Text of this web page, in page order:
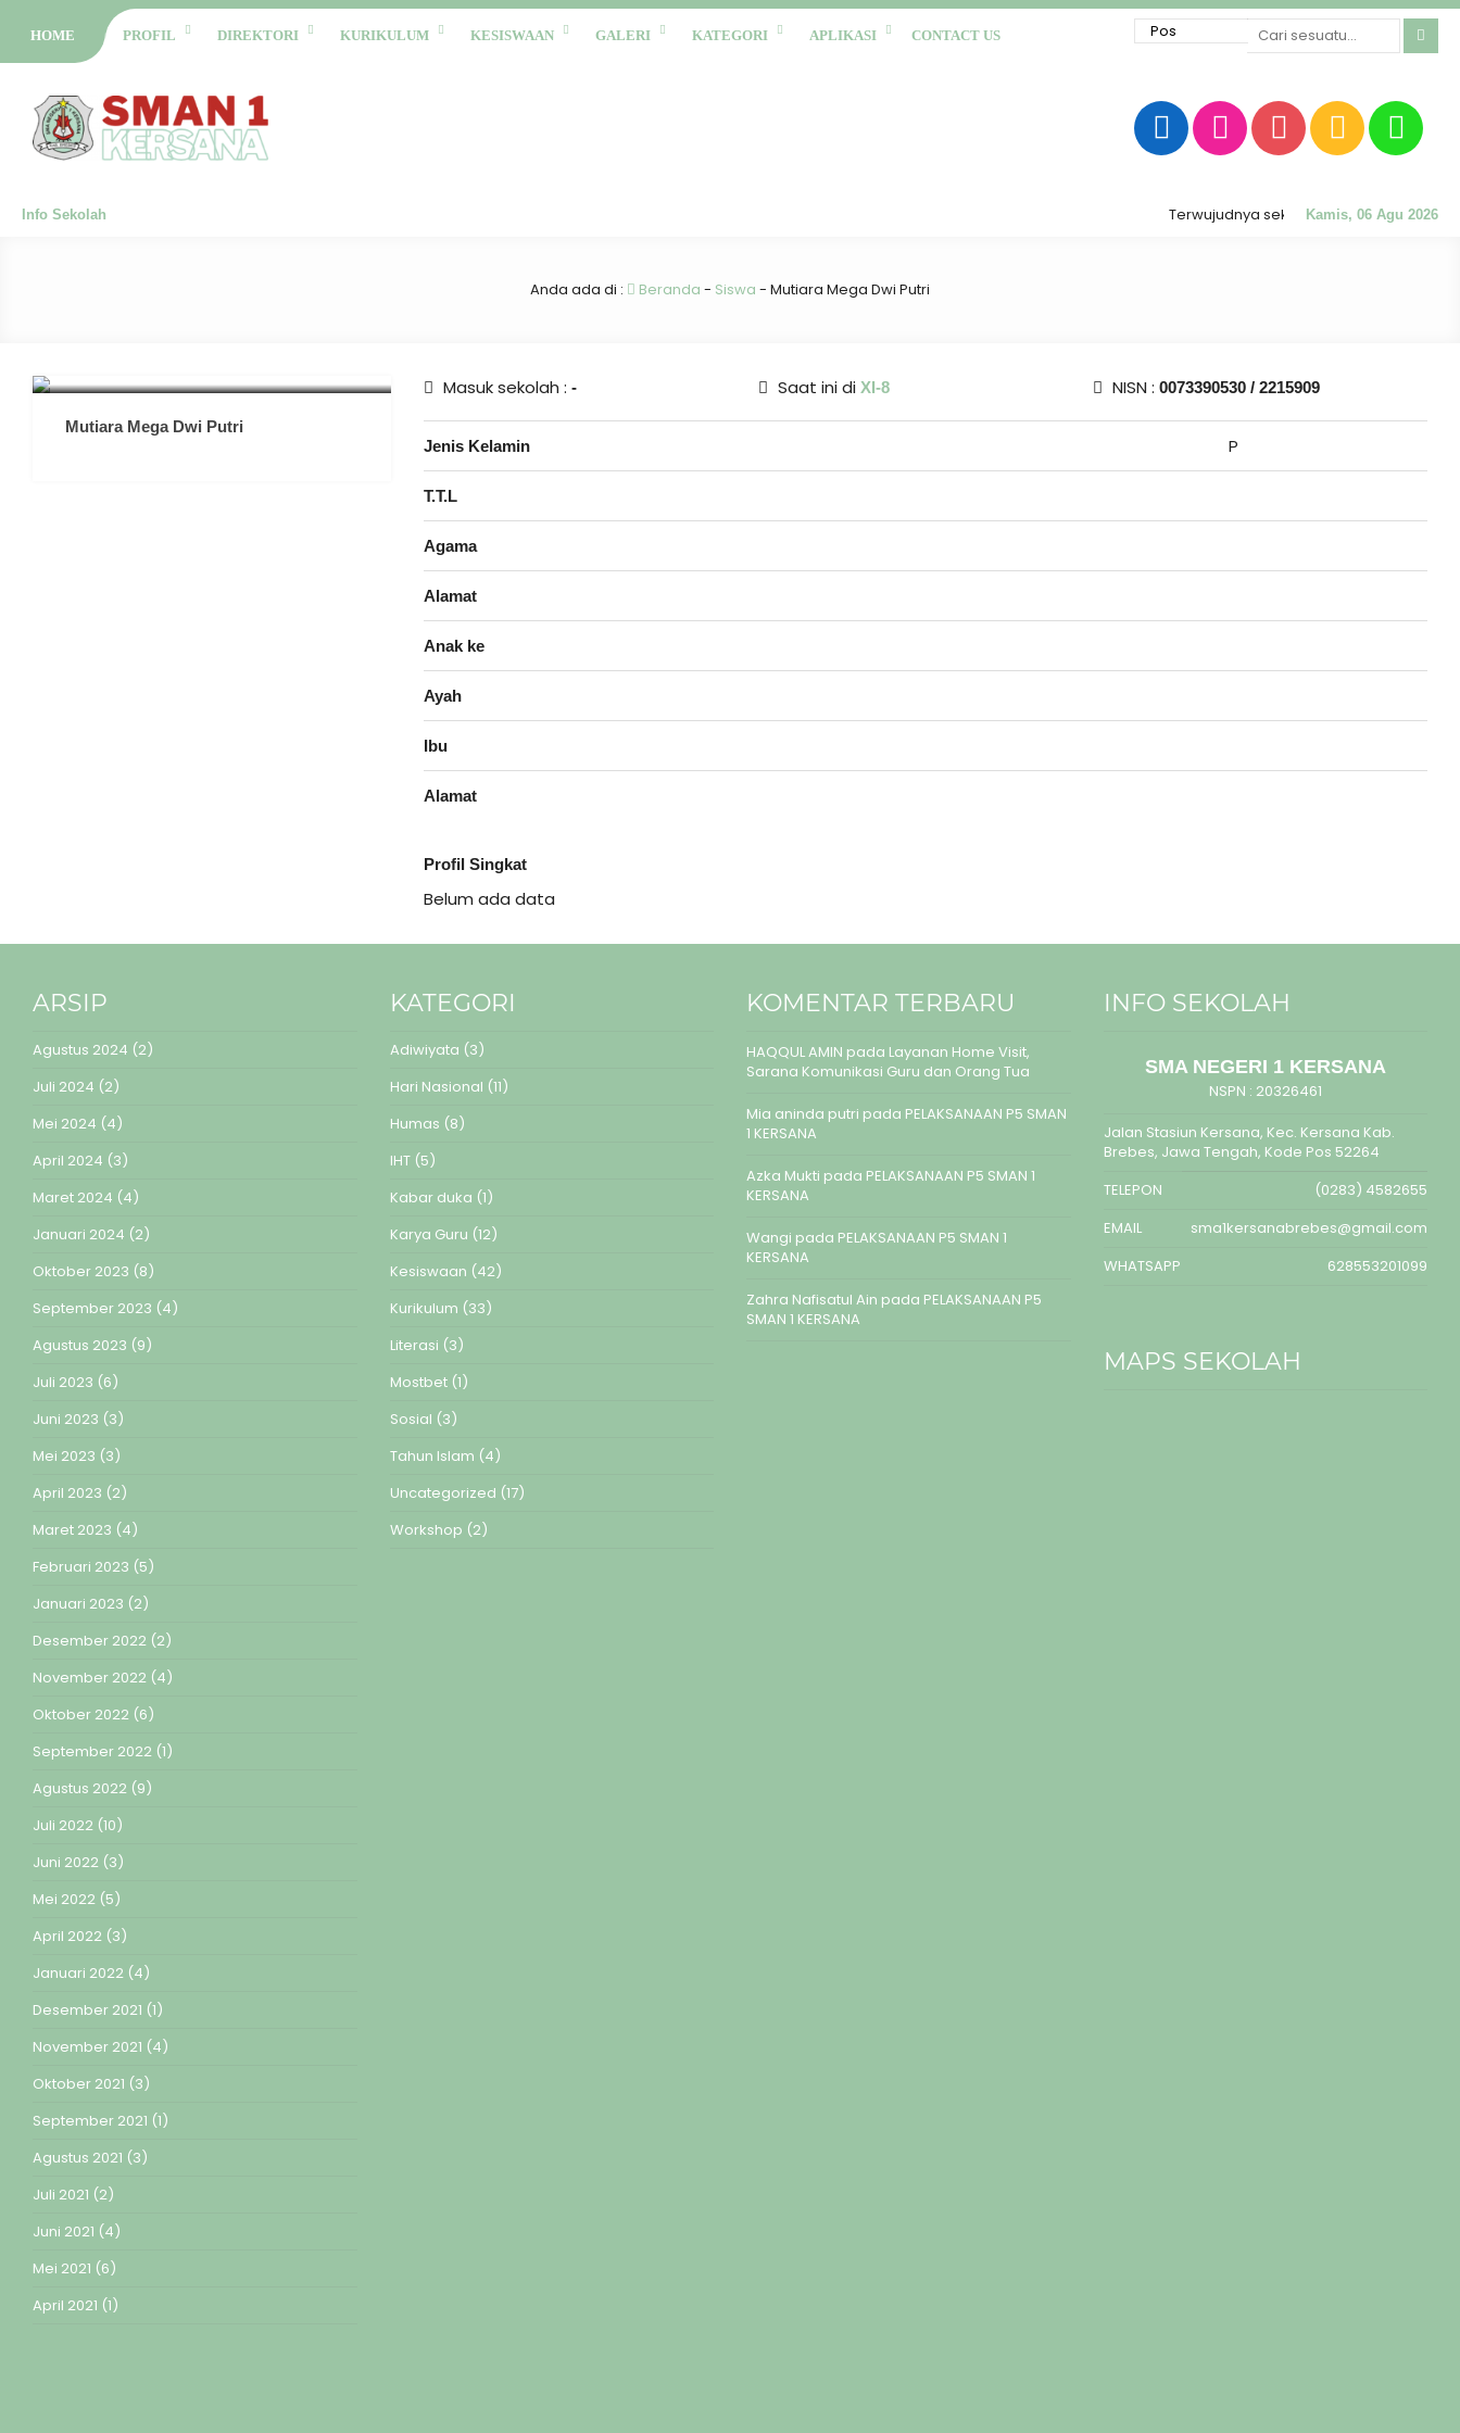
HOME PROFIL DIREKTORI KURIKULUM KESISWAAN GALERI KATEGORI APLIKASI CONTACT US
Info Sekolah Kamis, 06 Agu 2026
Terwujudnya sekolah RATU (Religius,
Anda ada di : Beranda - Siswa - Mutiara Mega Dwi Putri
Mutiara Mega Dwi Putri
Masuk sekolah : - Saat ini di XI-8 NISN : 0073390530 / 2215909
Jenis Kelamin P
T.T.L
Agama
Alamat
Anak ke
Ayah
Ibu
Alamat
Profil Singkat
Belum ada data
ARSIP
Agustus 2024 (2)
Juli 2024 (2)
Mei 2024 (4)
April 2024 (3)
Maret 2024 (4)
Januari 2024 (2)
Oktober 2023 (8)
September 2023 (4)
Agustus 2023 (9)
Juli 2023 (6)
Juni 2023 (3)
Mei 2023 (3)
April 2023 (2)
Maret 2023 (4)
Februari 2023 (5)
Januari 2023 (2)
Desember 2022 (2)
November 2022 (4)
Oktober 2022 (6)
September 2022 (1)
Agustus 2022 (9)
Juli 2022 (10)
Juni 2022 (3)
Mei 2022 (5)
April 2022 (3)
Januari 2022 (4)
Desember 2021 (1)
November 2021 (4)
Oktober 2021 (3)
September 2021 (1)
Agustus 2021 (3)
Juli 2021 (2)
Juni 2021 (4)
Mei 2021 (6)
April 2021 (1)
KATEGORI
Adiwiyata (3)
Hari Nasional (11)
Humas (8)
IHT(5)
Kabar duka (1)
Karya Guru (12)
Kesiswaan (42)
Kurikulum (33)
Literasi (3)
Mostbet(1)
Sosial (3)
Tahun Islam (4)
Uncategorized (17)
Workshop (2)
KOMENTAR TERBARU
HAQQUL AMIN pada Layanan Home Visit,
Sarana Komunikasi Guru dan Orang Tua
Mia aninda putri pada PELAKSANAAN P5 SMAN
1 KERSANA
Azka Mukti pada PELAKSANAAN P5 SMAN 1
KERSANA
Wangi pada PELAKSANAAN P5 SMAN 1
KERSANA
Zahra Nafisatul Ain pada PELAKSANAAN P5
SMAN 1 KERSANA
INFO SEKOLAH
SMA NEGERI 1 KERSANA
NSPN : 20326461
Jalan Stasiun Kersana, Kec. Kersana Kab.
Brebes, Jawa Tengah, Kode Pos 52264
TELEPON
(0283) 4582655
EMAIL
sma1kersanabrebes@gmail.com
WHATSAPP
628553201099
MAPS SEKOLAH